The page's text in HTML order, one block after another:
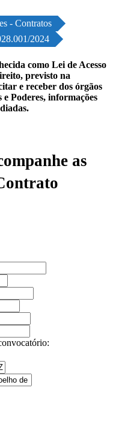
- Contratos
2024
como Lei de Acesso
previsto na
e receber dos órgãos
e Poderes, informações
as